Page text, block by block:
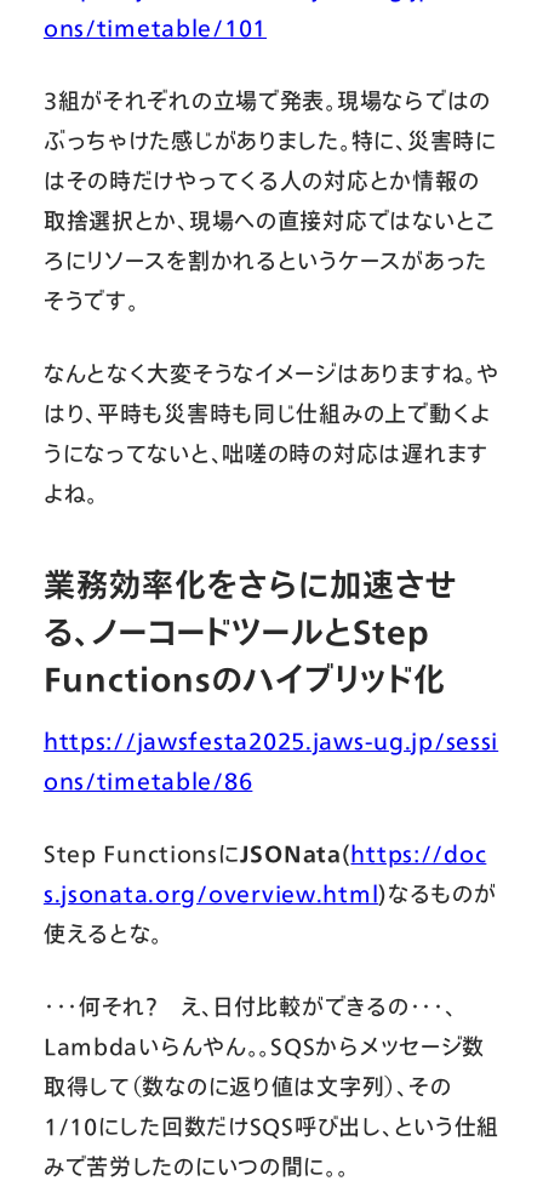
ons/timetable/101
3組がそれぞれの立場で発表。現場ならではの
ぶっちゃけた感じがありました。特に、災害時に
はその時だけやってくる人の対応とか情報の
取捨選択とか、現場への直接対応ではないとこ
ろにリソースを割かれるというケースがあった
そうです。
なんとなく大変そうなイメージはありますね。や
はり、平時も災害時も同じ仕組みの上で動くよ
うになってないと、咄嗟の時の対応は遅れます
よね。
業務効率化をさらに加速させ
る、ノーコードツールとStep
Functionsのハイブリッド化
https://jawsfesta2025.jaws-ug.jp/sessi
ons/timetable/86
Step FunctionsにJSONata(https://doc
s.jsonata.org/overview.html)なるものが
使えるとな。
・・・何それ？ え、日付比較ができるの・・・、
Lambdaいらんやん。。SQSからメッセージ数
取得して（数なのに返り値は文字列）、その
1/10にした回数だけSQS呼び出し、という仕組
みで苦労したのにいつの間に。。